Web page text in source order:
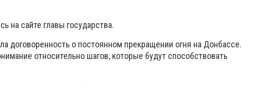
на сайте главы государства.
договоренность о постоянном прекращении огня на Донбассе.
относительно шагов, которые будут способствовать